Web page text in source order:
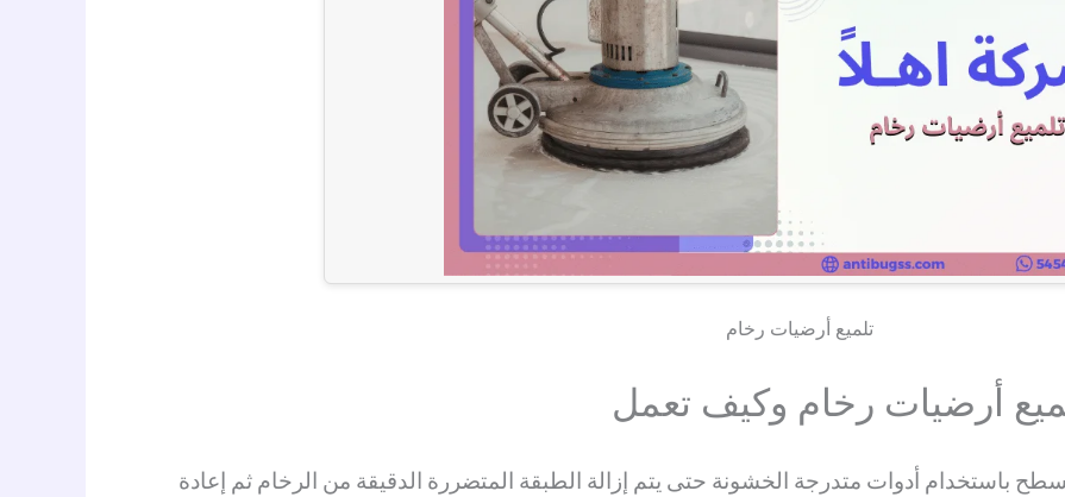
تلميع أرضيات رخام
أرضيات رخام وكيف تعمل
باستخدام أدوات متدرجة الخشونة حتى يتم إزالة الطبقة المتضررة الدقيقة من الرخام ثم إعادة